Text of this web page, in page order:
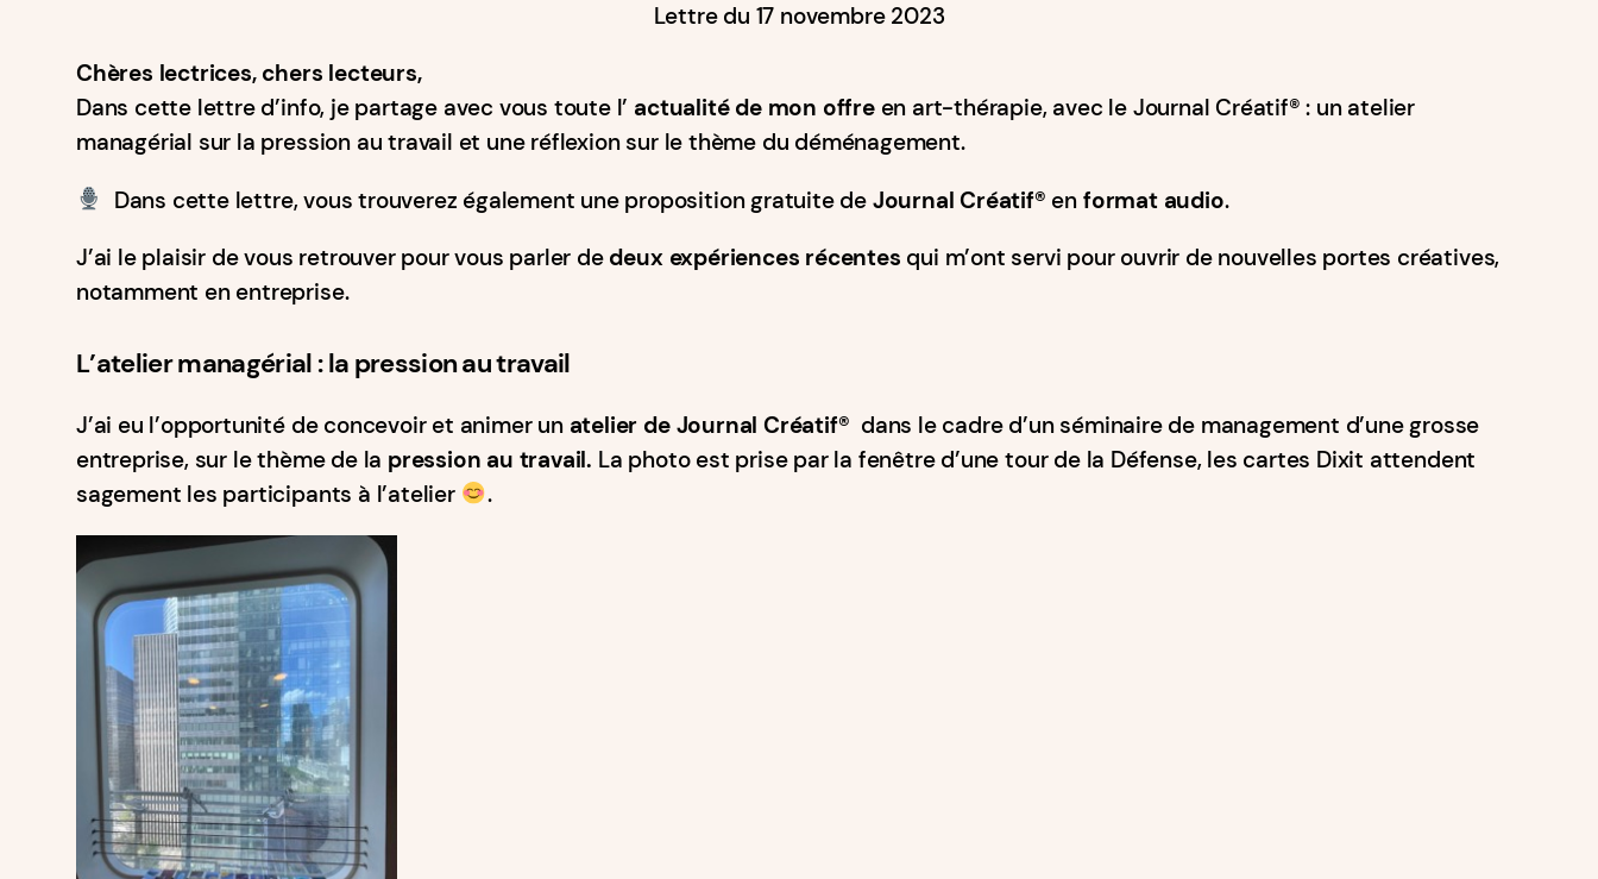
Lettre du 17 novembre 2023
Chères lectrices, chers lecteurs,
Dans cette lettre d’info, je partage avec vous toute l’ actualité de mon offreen art-thérapie, avec le Journal Créatif®️ : un atelier
managérial sur la pression au travail et une réflexion sur le thème du déménagement.
Dans cette lettre, vous trouverez également une proposition gratuite de Journal Créatif®️ en format audio.
J’ai le plaisir de vous retrouver pour vous parler de deux expériences récentes qui m’ont servi pour ouvrir de nouvelles portes créatives,
notamment en entreprise.
L’atelier managérial : la pression au travail
J’ai eu l’opportunité de concevoir et animer un atelier de Journal Créatif®️ dans le cadre d’un séminaire de management d’une grosse
entreprise, sur le thème de la pression au travail. La photo est prise par la fenêtre d’une tour de la Défense, les cartes Dixit attendent
sagement les participants à l’atelier
.